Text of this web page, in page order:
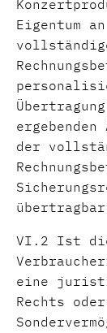
Eigentum
der
VI.2 Ist
eine
Rechts